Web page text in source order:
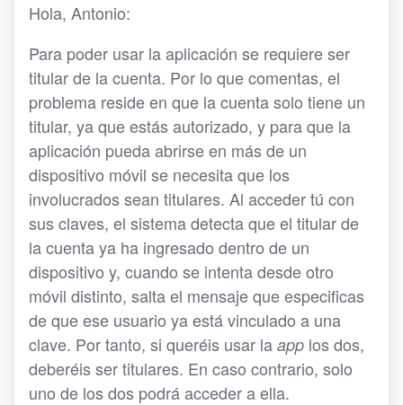
Hola, Antonio:
Para poder usar la aplicación se requiere ser
titular de la cuenta. Por lo que comentas, el
problema reside en que la cuenta solo tiene un
titular, ya que estás autorizado, y para que la
aplicación pueda abrirse en más de un
dispositivo móvil se necesita que los
involucrados sean titulares. Al acceder tú con
sus claves, el sistema detecta que el titular de
la cuenta ya ha ingresado dentro de un
dispositivo y, cuando se intenta desde otro
móvil distinto, salta el mensaje que especificas
de que ese usuario ya está vinculado a una
clave. Por tanto, si queréis usar la app los dos,
deberéis ser titulares. En caso contrario, solo
uno de los dos podrá acceder a ella.